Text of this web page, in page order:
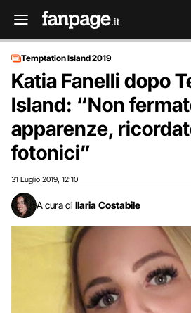
Temptation Island 2019
Katia Fanelli dopo
Island: “Non
apparenze,
fotonici”
31 Luglio 2019 12:10
A cura di Ilaria Costabile